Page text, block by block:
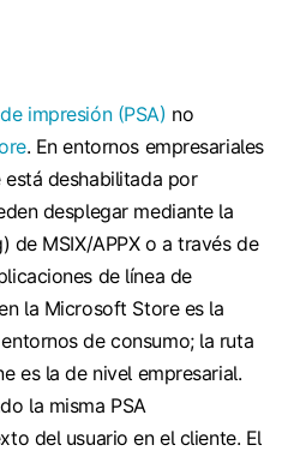
impresión (PSA) no
. En entornos empresariales
deshabilitada por
desplegar mediante la
de MSIX/APPX o a través de
de línea de
la Microsoft Store es la
de consumo; la ruta
es la de nivel empresarial.
la misma PSA
del usuario en el cliente. El